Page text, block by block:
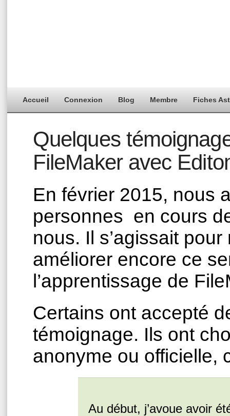
Accueil Connexion Blog Membre Fiches
Quelques
FileMaker avec
En février 2015, nous
personnes en cours
nous. Il s’agissait
améliorer encore ce
l’apprentissage de
Certains ont accepté
témoignage. Ils ont
anonyme ou
Au début, j’avoue avoir